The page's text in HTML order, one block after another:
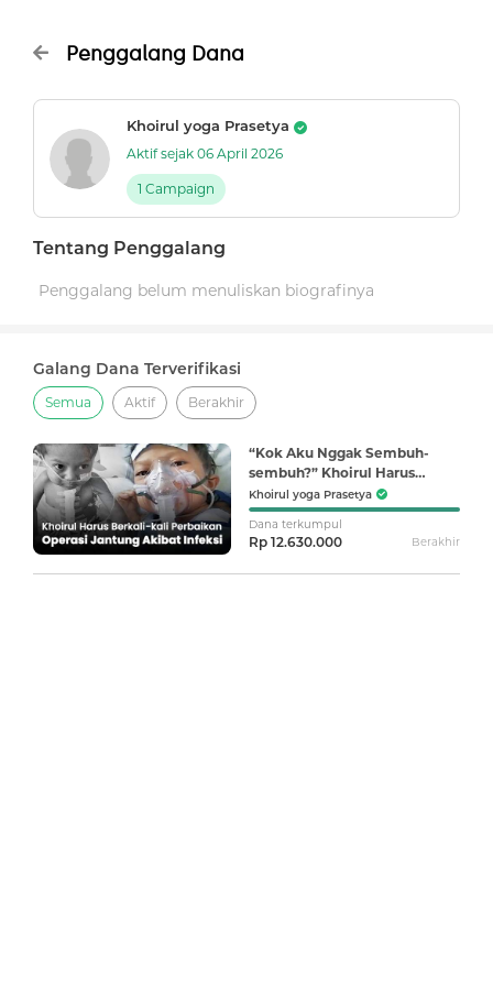
Penggalang Dana
Khoirul yoga Prasetya
Aktif sejak 06 April 2026
1 Campaign
Tentang Penggalang
Penggalang belum menuliskan biografinya
Galang Dana Terverifikasi
Semua Aktif Berakhir
“Kok Aku Nggak Sembuh-
sembuh?” Khoirul Harus
Berkali-kali Perbaikan Operasi
Jantung Akibat Infeksi
Khoirul yoga Prasetya
Dana terkumpul
Rp 12.630.000 Berakhir